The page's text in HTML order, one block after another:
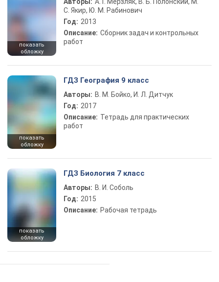
показать
обложку
С. Якир, Ю. М. Рабинович
Год: 2013
Описание: Сборник задач и контрольных
работ
показать
обложку
ГДЗ География 9 класс
Авторы: В. М. Бойко, И. Л. Дитчук
Год: 2017
Описание: Тетрадь для практических
работ
показать
обложку
ГДЗ Биология 7 класс
Авторы: В. И. Соболь
Год: 2015
Описание: Рабочая тетрадь